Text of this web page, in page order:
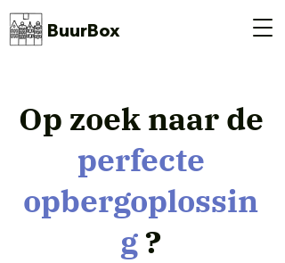
BuurBox
Op zoek naar de
perfecte
opbergoplossin
g?